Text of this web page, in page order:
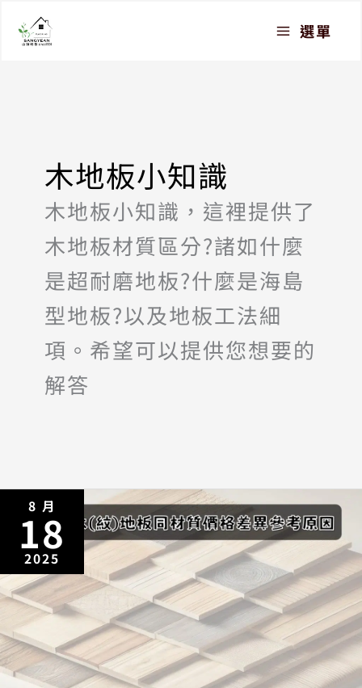
選單
木地板小知識
木地板小知識，這裡提供了
木地板材質區分?諸如什麼
是超耐磨地板?什麼是海島
型地板?以及地板工法細
項。希望可以提供您想要的
解答
8 月
18
2025